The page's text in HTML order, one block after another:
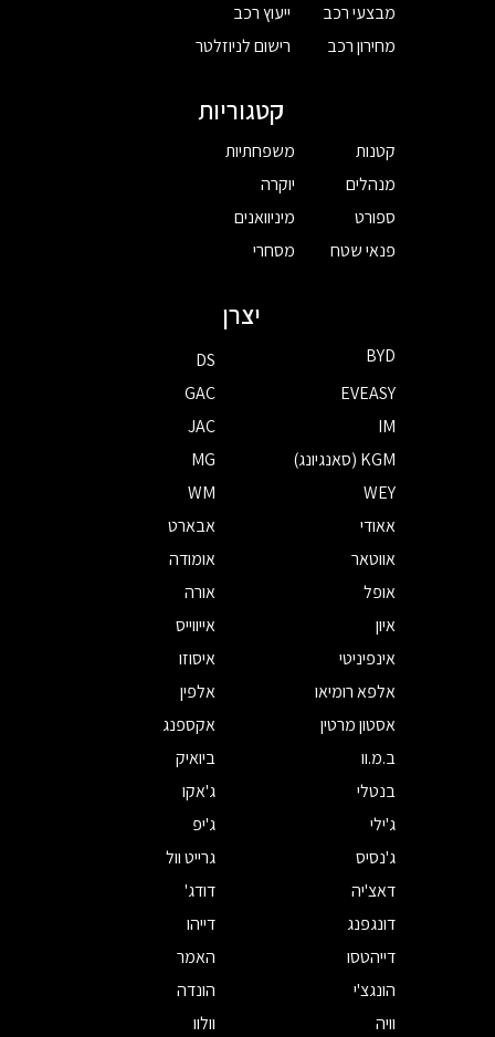
מבצעי רכב
מחירון רכב
ייעוץ רכב
רישום לניוזלטר
קטגוריות
קטנות
מנהלים
ספורט
פנאי שטח
משפחתיות
יוקרה
מיניוואנים
מסחרי
יצרן
BYD
DS
EVEASY
GAC
IM
JAC
KGM (סאנגיונג)
MG
WEY
WM
אאודי
אבארט
אווטאר
אומודה
אופל
אורה
איון
אייווייס
אינפיניטי
איסוזו
אלפא רומיאו
אלפין
אסטון מרטין
אקספנג
ב.מ.וו
ביואיק
בנטלי
ג'אקו
ג'ילי
ג'יפ
ג'נסיס
גרייט וול
דאצ'יה
דודג'
דונגפנג
דייהו
דייהטסו
האמר
הונגצ'י
הונדה
וויה
וולוו